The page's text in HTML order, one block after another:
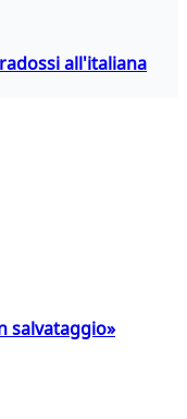
all'italiana
salvataggio»